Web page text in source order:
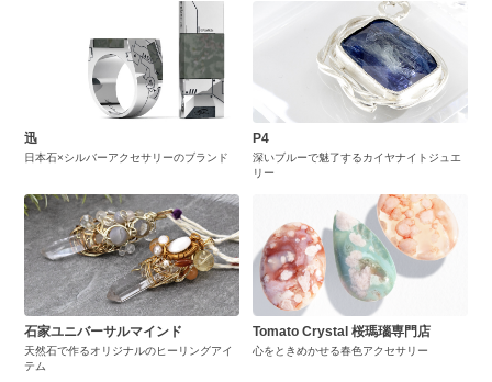
迅
日本石×シルバーアクセサリーのブランド
P4
深いブルーで魅了するカイヤナイトジュエ
リー
石家ユニバーサルマインド
天然石で作るオリジナルのヒーリングアイ
テム
Tomato Crystal 桜瑪瑙専門店
心をときめかせる春色アクセサリー